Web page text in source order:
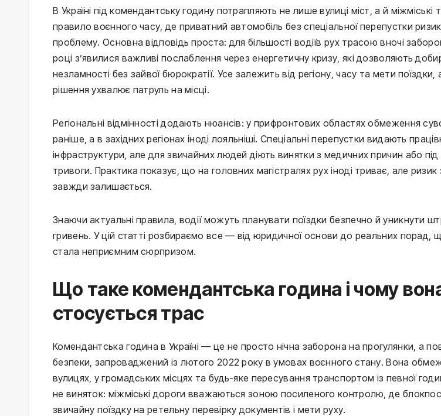
В Україні під комендантську годину потрапляють не лише вулиці міст, а й
правило воєнного часу, де приватний автомобіль без спеціальної перепустки
проблему. Основна відповідь проста: для більшості водіїв рух трасою вночі
році з’явилися важливі послаблення через енергетичну кризу, які дозволяють
незламності без зайвої бюрократії. Усе залежить від регіону, часу та мети
рішення ухвалює патруль на місці.
Регіональні відмінності додають нюансів: у прифронтових областях обмеження
раніше, а в західних регіонах іноді лояльніші. Спеціальні перепустки видають
інфраструктури, але для звичайних людей діють винятки з медичних причин або під
тривоги. Практика показує, що на головних магістралях рух іноді триває, але
завжди залишається.
Знаючи актуальні правила, водії можуть планувати поїздки безпечно й уникнути
гривень. У цій статті розбираємо все — від юридичної основи до реальних порад,
стала неприємним сюрпризом.
Що таке комендантська година і чому
стосується трас
Комендантська година в Україні — це не просто нічна заборона на прогулянки, а
безпеки, запроваджений із лютого 2022 року в умовах воєнного стану. Вона
вулицях, у громадських місцях та будь-яке пересування транспортом із певної
не виняток: міжміські дороги вважаються зоною посиленого контролю, де
звичайну поїздку на ретельну перевірку документів і мети руху.